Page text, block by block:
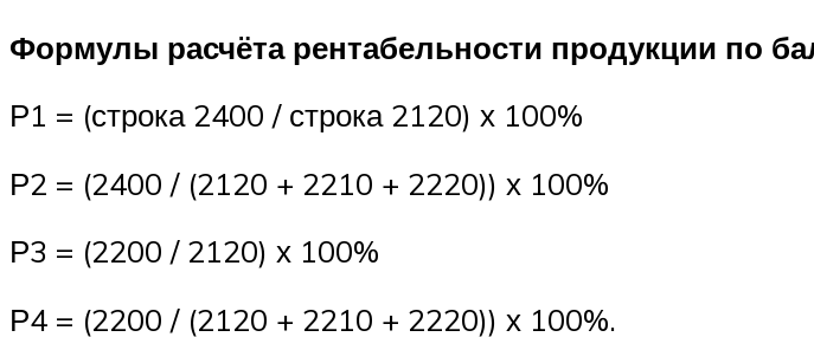
Формулы расчёта рентабельности продукции по
Р1 = (строка 2400 / строка 2120) х 100%
Р2 = (2400 / (2120 + 2210 + 2220)) х 100%
Р3 = (2200 / 2120) х 100%
Р4 = (2200 / (2120 + 2210 + 2220)) х 100%.